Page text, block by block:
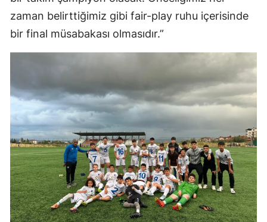
zaman belirttiğimiz gibi fair-play ruhu içerisinde
bir final müsabakası olmasıdır.”